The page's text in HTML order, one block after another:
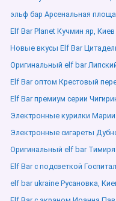
эльф бар Арсенальная
Elf Bar Planet Кучмин яр, Киев
Новые вкусы Elf Bar
Оригинальный elf bar
Elf Bar оптом Крестовый
Elf Bar премиум серии
Электронные курилки
Электронные сигареты
Оригинальный elf bar
Elf Bar с подсветкой
elf bar ukraine Русановка,